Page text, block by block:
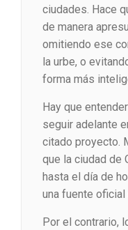
ciudades. Hace
de manera
omitiendo ese
la urbe, o
forma más
Hay que
seguir adelante
citado proyecto.
que la ciudad de
hasta el día de
una fuente
Por el contrario,